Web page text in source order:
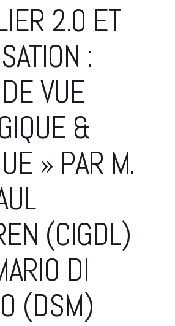
2.0 ET
:
VUE
&
» PAR M.
(CIGDL)
DI
(DSM)